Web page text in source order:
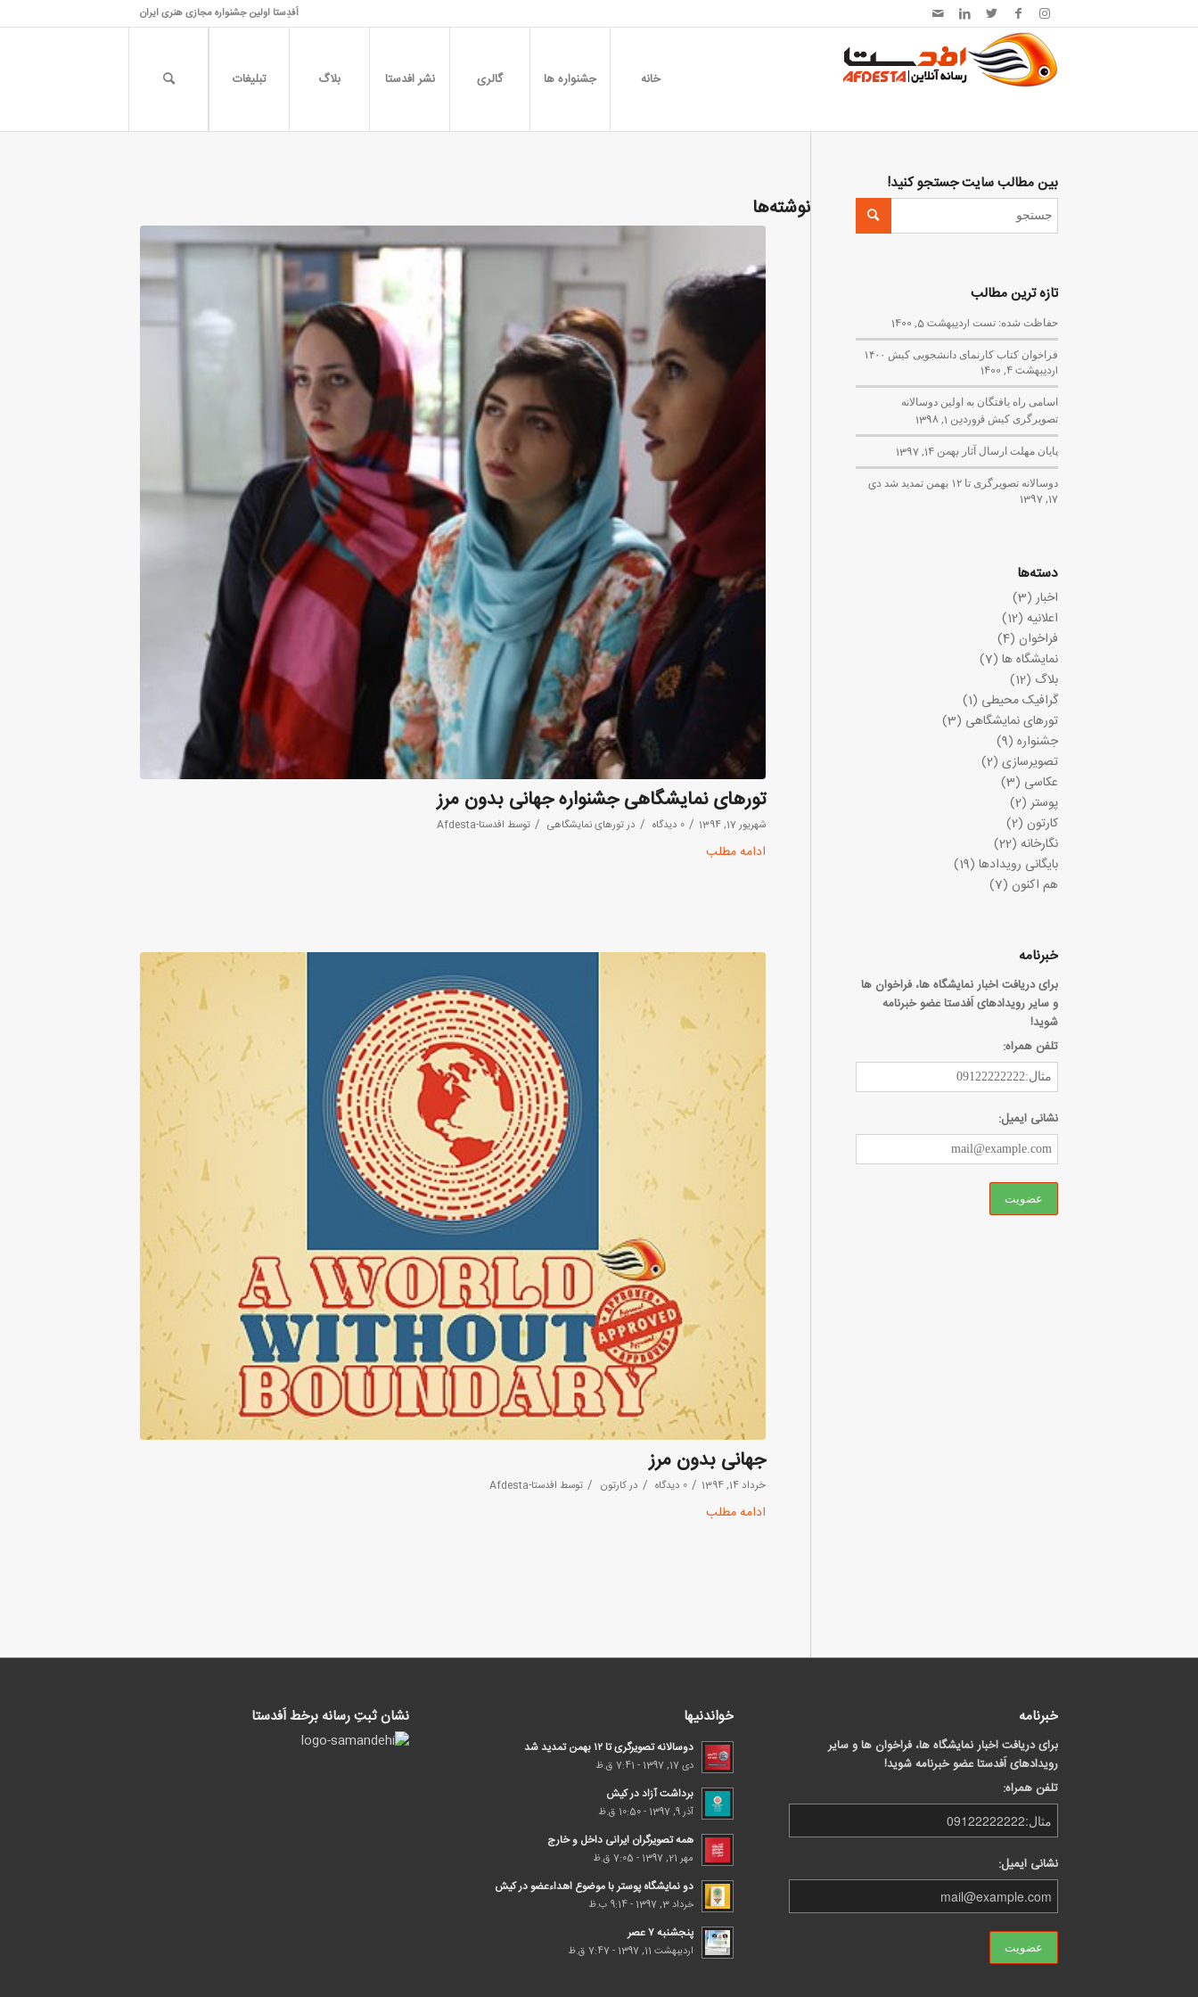
اَفدِستا اولین جشنواره مجازی هنری ایران
خانه جشنواره ها گالری نشر افدستا بلاگ تبلیغات
نوشته‌ها
تورهای نمایشگاهی جشنواره جهانی بدون مرز
شهریور 17, 1394 / 0 دیدگاه / درتورهای نمایشگاهی / توسط افدستا-Afdesta
ادامه مطلب
جهانی بدون مرز
خرداد 14, 1394 / 0 دیدگاه / درکارتون / توسط افدستا-Afdesta
ادامه مطلب
بین مطالب سایت جستجو کنید!
تازه ترین مطالب
حفاظت شده: تست اردیبهشت 5, 1400
فراخوان کتاب کارنمای دانشجویی کیش ۱۴۰۰
اردیبهشت 4, 1400
اسامی راه یافتگان به اولین دوسالانه
تصویرگری کیش فروردین 1, 1398
پایان مهلت ارسال آثار بهمن 14, 1397
دوسالانه تصویرگری تا ۱۲ بهمن تمدید شد
دی
17, 1397
دسته‌ها
اخبار(3)
اعلانیه (12)
فراخوان (4)
نمایشگاه ها (7)
بلاگ (12)
گرافیک محیطی (1)
تورهای نمایشگاهی (3)
جشنواره (9)
تصویرسازی (2)
عکاسی (3)
پوستر(2)
کارتون (2)
نگارخانه (22)
بایگانی رویدادها (19)
هم اکنون (7)
خبرنامه
برای دریافت اخبار نمایشگاه ها، فراخوان ها
و سایر رویدادهای اَفدستا عضو خبرنامه
شوید!
تلفن همراه:
نشانی ایمیل:
خبرنامه
برای دریافت اخبار نمایشگاه ها، فراخوان ها و سایر
رویدادهای اَفدستا عضو خبرنامه شوید!
تلفن همراه:
نشانی ایمیل:
خواندنیها
دوسالانه تصویرگری تا ۱۲ بهمن تمدید شد
دی 17, 1397 - 7:41 ق.ظ
برداشت آزاد در کیش
آذر 9, 1397 - 10:50 ق.ظ
همه تصویرگران ایرانی داخل و خارج
مهر 21, 1397 - 7:05 ق.ظ
دو نمایشگاه پوستر با موضوع اهداء‌عضو در کیش
خرداد 3, 1397 - 9:14 ب.ظ
پنجشنبه ۷ عصر
اردیبهشت 11, 1397 - 7:47 ق.ظ
نشان ثبتِ رسانه برخط اَفدستا